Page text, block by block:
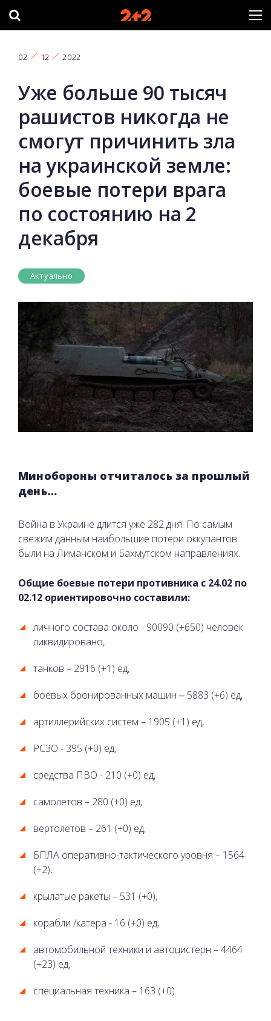
02 12 2022
Уже больше 90 тысяч
рашистов никогда не
смогут причинить зла
на украинской земле:
боевые потери врага
по состоянию на 2
декабря
Актуально
Минобороны отчиталось за прошлый
день…
Война в Украине длится уже 282 дня. По самым
свежим данным наибольшие потери оккупантов
были на Лиманском и Бахмутском направлениях.
Общие боевые потери противника с 24.02 по
02.12 ориентировочно составили:
личного состава около - 90090 (+650) человек
ликвидировано,
танков – 2916 (+1) ед,
боевых бронированных машин ‒ 5883 (+6) ед,
артиллерийских систем – 1905 (+1) ед,
РСЗО - 395 (+0) ед,
средства ПВО - 210 (+0) ед,
самолетов – 280 (+0) ед,
вертолетов – 261 (+0) ед,
БПЛА оперативно-тактического уровня – 1564
(+2),
крылатые ракеты – 531 (+0),
корабли /катера - 16 (+0) ед,
автомобильной техники и автоцистерн – 4464
(+23) ед,
специальная техника – 163 (+0).